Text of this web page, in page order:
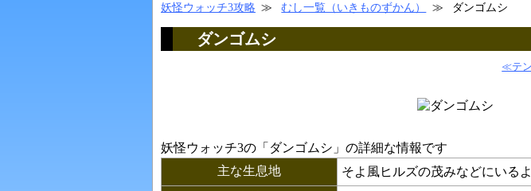
妖怪ウォッチ3攻略 むし一覧（いきものずかん） ダンゴムシ
ダンゴムシ
≪テ
妖怪ウォッチ3の「 ダンゴムシ 」の詳細な情報です
主な生息地
そよ風ヒルズの茂みなどにいる